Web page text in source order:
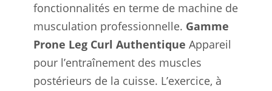
fonctionnalités en terme de machine de
musculation professionnelle. Gamme
Prone Leg Curl Authentique Appareil
pour l’entraînement des muscles
postérieurs de la cuisse. L’exercice, à